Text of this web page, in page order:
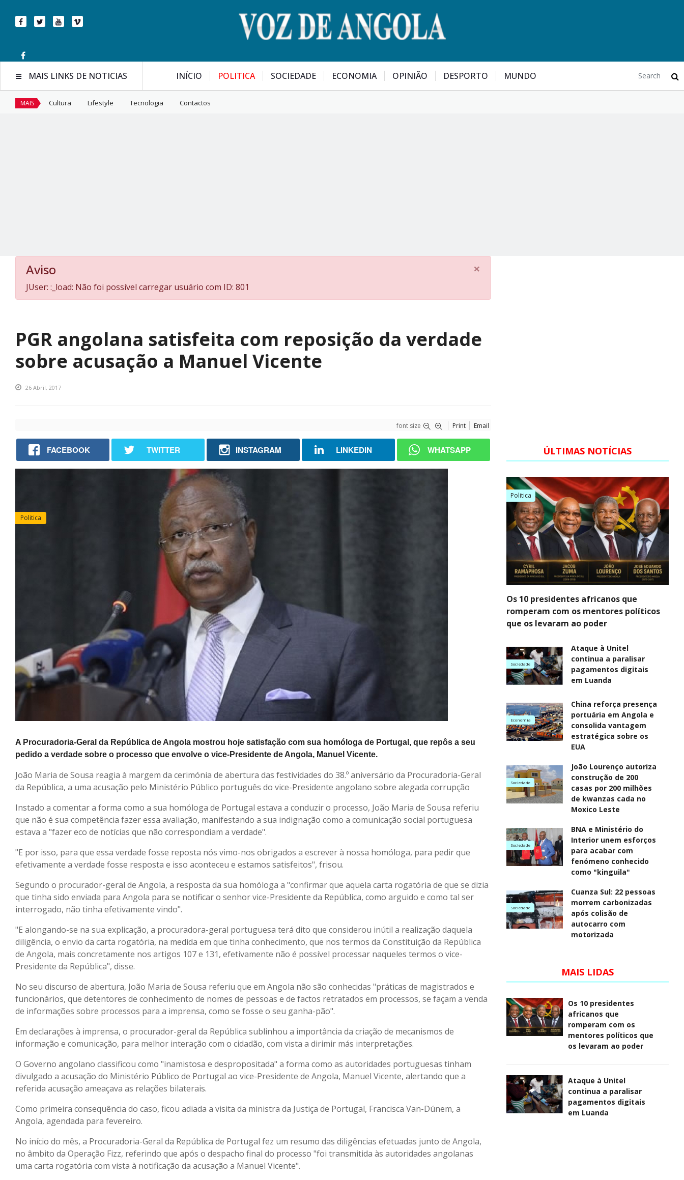
INÍCIO POLITICA SOCIEDADE ECONOMIA OPINIÃO DESPORTO MUNDO
MAIS LINKS DE NOTICIAS
MAIS Cultura Lifestyle Tecnologia Contactos
×
Aviso
JUser: :_load: Não foi possível carregar usuário com ID: 801
PGR angolana satisfeita com reposição da verdade
sobre acusação a Manuel Vicente
26 Abril, 2017
font size Print Email
FACEBOOK TWITTER INSTAGRAM LINKEDIN WHATSAPP
Politica
A Procuradoria-Geral da República de Angola mostrou hoje satisfação com sua homóloga de Portugal, que repôs a seu
pedido a verdade sobre o processo que envolve o vice-Presidente de Angola, Manuel Vicente.
João Maria de Sousa reagia à margem da cerimónia de abertura das festividades do 38.º aniversário da Procuradoria-Geral
da República, a uma acusação pelo Ministério Público português do vice-Presidente angolano sobre alegada corrupção
Instado a comentar a forma como a sua homóloga de Portugal estava a conduzir o processo, João Maria de Sousa referiu
que não é sua competência fazer essa avaliação, manifestando a sua indignação como a comunicação social portuguesa
estava a "fazer eco de notícias que não correspondiam a verdade".
"E por isso, para que essa verdade fosse reposta nós vimo-nos obrigados a escrever à nossa homóloga, para pedir que
efetivamente a verdade fosse resposta e isso aconteceu e estamos satisfeitos", frisou.
Segundo o procurador-geral de Angola, a resposta da sua homóloga a "confirmar que aquela carta rogatória de que se dizia
que tinha sido enviada para Angola para se notificar o senhor vice-Presidente da República, como arguido e como tal ser
interrogado, não tinha efetivamente vindo".
"E alongando-se na sua explicação, a procuradora-geral portuguesa terá dito que considerou inútil a realização daquela
diligência, o envio da carta rogatória, na medida em que tinha conhecimento, que nos termos da Constituição da República
de Angola, mais concretamente nos artigos 107 e 131, efetivamente não é possível processar naqueles termos o vice-
Presidente da República", disse.
No seu discurso de abertura, João Maria de Sousa referiu que em Angola não são conhecidas "práticas de magistrados e
funcionários, que detentores de conhecimento de nomes de pessoas e de factos retratados em processos, se façam a venda
de informações sobre processos para a imprensa, como se fosse o seu ganha-pão".
Em declarações à imprensa, o procurador-geral da República sublinhou a importância da criação de mecanismos de
informação e comunicação, para melhor interação com o cidadão, com vista a dirimir más interpretações.
O Governo angolano classificou como "inamistosa e despropositada" a forma como as autoridades portuguesas tinham
divulgado a acusação do Ministério Público de Portugal ao vice-Presidente de Angola, Manuel Vicente, alertando que a
referida acusação ameaçava as relações bilaterais.
Como primeira consequência do caso, ficou adiada a visita da ministra da Justiça de Portugal, Francisca Van-Dúnem, a
Angola, agendada para fevereiro.
No início do mês, a Procuradoria-Geral da República de Portugal fez um resumo das diligências efetuadas junto de Angola,
no âmbito da Operação Fizz, referindo que após o despacho final do processo "foi transmitida às autoridades angolanas
uma carta rogatória com vista à notificação da acusação a Manuel Vicente".
ÚLTIMAS NOTÍCIAS
Politica
Os 10 presidentes africanos que
romperam com os mentores políticos
que os levaram ao poder
Sociedade
Ataque à Unitel
continua a paralisar
pagamentos digitais
em Luanda
Economia
China reforça presença
portuária em Angola e
consolida vantagem
estratégica sobre os
EUA
Sociedade
João Lourenço autoriza
construção de 200
casas por 200 milhões
de kwanzas cada no
Moxico Leste
Sociedade
BNA e Ministério do
Interior unem esforços
para acabar com
fenómeno conhecido
como "kinguila"
Sociedade
Cuanza Sul: 22 pessoas
morrem carbonizadas
após colisão de
autocarro com
motorizada
MAIS LIDAS
Os 10 presidentes
africanos que
romperam com os
mentores políticos que
os levaram ao poder
Ataque à Unitel
continua a paralisar
pagamentos digitais
em Luanda